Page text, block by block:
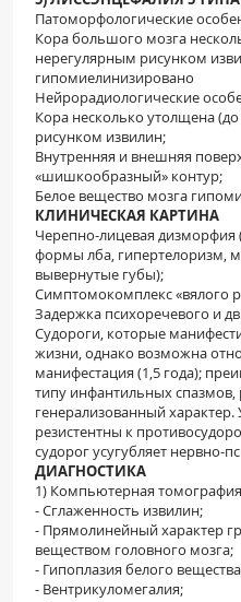
Патоморфологические
Кора большого мозга
нерегулярным рисунком
гипомиелинизировано
Нейрорадиологические
Кора несколько утолщена
рисунком извилин;
Внутренняя и внешняя
«шишкообразный» контур;
Белое вещество мозга
КЛИНИЧЕСКАЯ КАРТИНА
Черепно-лицевая
формы лба, гипертелоризм,
вывернутые губы);
Симптомокомплекс «вялого
Задержка психоречевого и
Судороги, которые
жизни, однако возможна
манифестация (1,5 года);
типу инфантильных
генерализованный
резистентны к
судорог усугубляет нервно-
ДИАГНОСТИКА
1) Компьютерная
- Сглаженность извилин;
- Прямолинейный характер
веществом головного мозга;
- Гипоплазия белого
- Вентрикуломегалия;